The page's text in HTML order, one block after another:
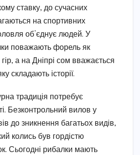
ставку, до сучасних
на спортивних
об’єднує людей. У
поважають форель як
а на Дніпрі сом вважається
складають історії.
традиція потребує
Безконтрольний вилов у
до зникнення багатьох видів,
колись був гордістю
Сьогодні рибалки мають